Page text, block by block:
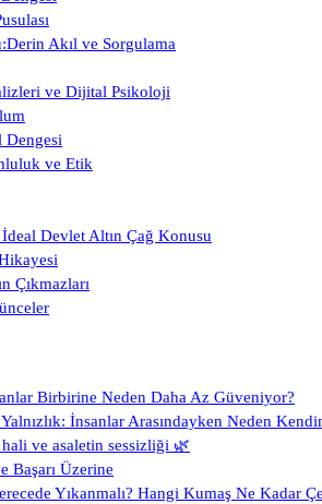
Akıl ve Sorgulama
ve Dijital Psikoloji
Dengesi
ve Etik
Devlet Altın Çağ Konusu
Çıkmazları
Birbirine Neden Daha Az Güveniyor?
İnsanlar Arasındayken Neden
ve asaletin sessizliği 🌿
Başarı Üzerine
Yıkanmalı? Hangi Kumaş Ne Kadar